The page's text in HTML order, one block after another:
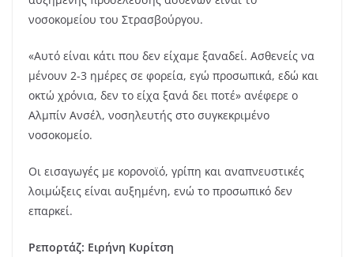
νοσοκομείου του Στρασβούργου.
«Αυτό είναι κάτι που δεν είχαμε ξαναδεί. Ασθενείς να
μένουν 2-3 ημέρες σε φορεία, εγώ προσωπικά, εδώ και
οκτώ χρόνια, δεν το είχα ξανά δει ποτέ» ανέφερε ο
Αλμπίν Ανσέλ, νοσηλευτής στο συγκεκριμένο
νοσοκομείο.
Οι εισαγωγές με κορονοϊό, γρίπη και αναπνευστικές
λοιμώξεις είναι αυξημένη, ενώ το προσωπικό δεν
επαρκεί.
Ρεπορτάζ: Ειρήνη Κυρίτση